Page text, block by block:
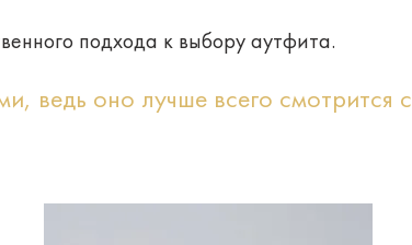
подхода к выбору аутфита.
ведь оно лучше всего смотрится с